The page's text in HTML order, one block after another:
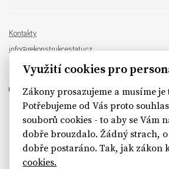
Kontakty
info@rekonstrukcestatu.cz
Návrh a vývoj: Sinfin , ilustrace:
sinfin.digital
Využití cookies pro
Zákony prosazujeme a musíme
Potřebujeme od Vás proto
souborů cookies - to aby se Vám
dobře brouzdalo. Žádný strach,
dobře postaráno. Tak, jak zákon
cookies.